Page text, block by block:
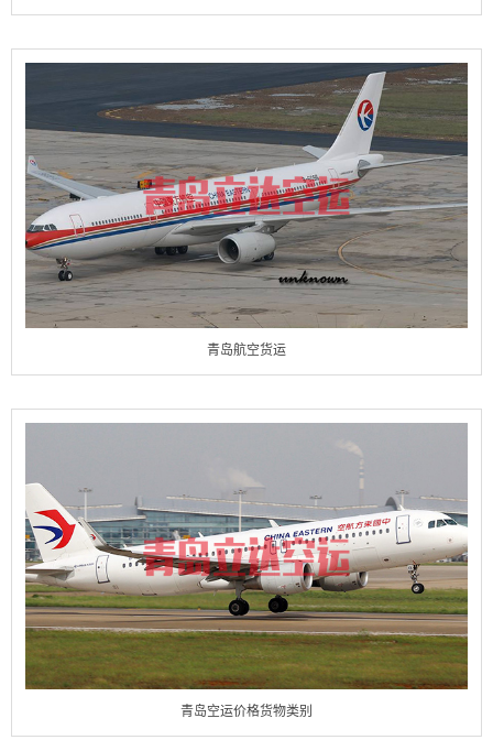
青岛航空货运
青岛空运价格货物类别